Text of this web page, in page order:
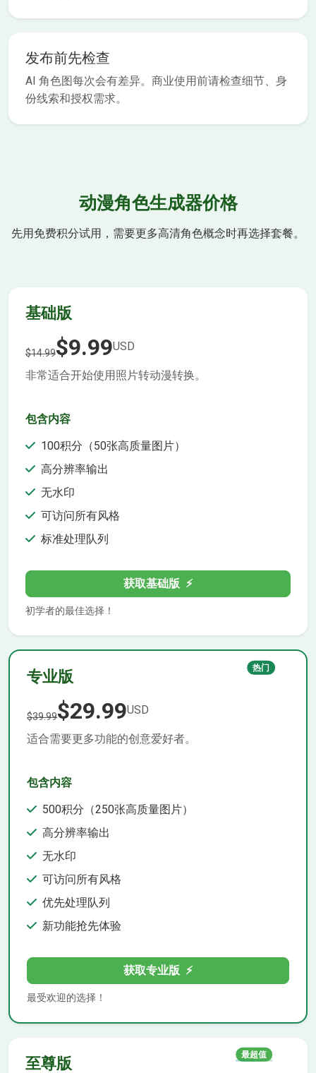
发布前先检查
AI 角色图每次会有差异。商业使用前请检查细节、身
份线索和授权需求。
动漫角色生成器价格
先用免费积分试用，需要更多高清角色概念时再选择套餐。
基础版
$14.99$9.99USD
非常适合开始使用照片转动漫转换。
包含内容
100积分（50张高质量图片）
高分辨率输出
无水印
可访问所有风格
标准处理队列
获取基础版 ⚡
初学者的最佳选择！
热门
专业版
$39.99$29.99USD
适合需要更多功能的创意爱好者。
包含内容
500积分（250张高质量图片）
高分辨率输出
无水印
可访问所有风格
优先处理队列
新功能抢先体验
获取专业版 ⚡
最受欢迎的选择！
最超值
至尊版